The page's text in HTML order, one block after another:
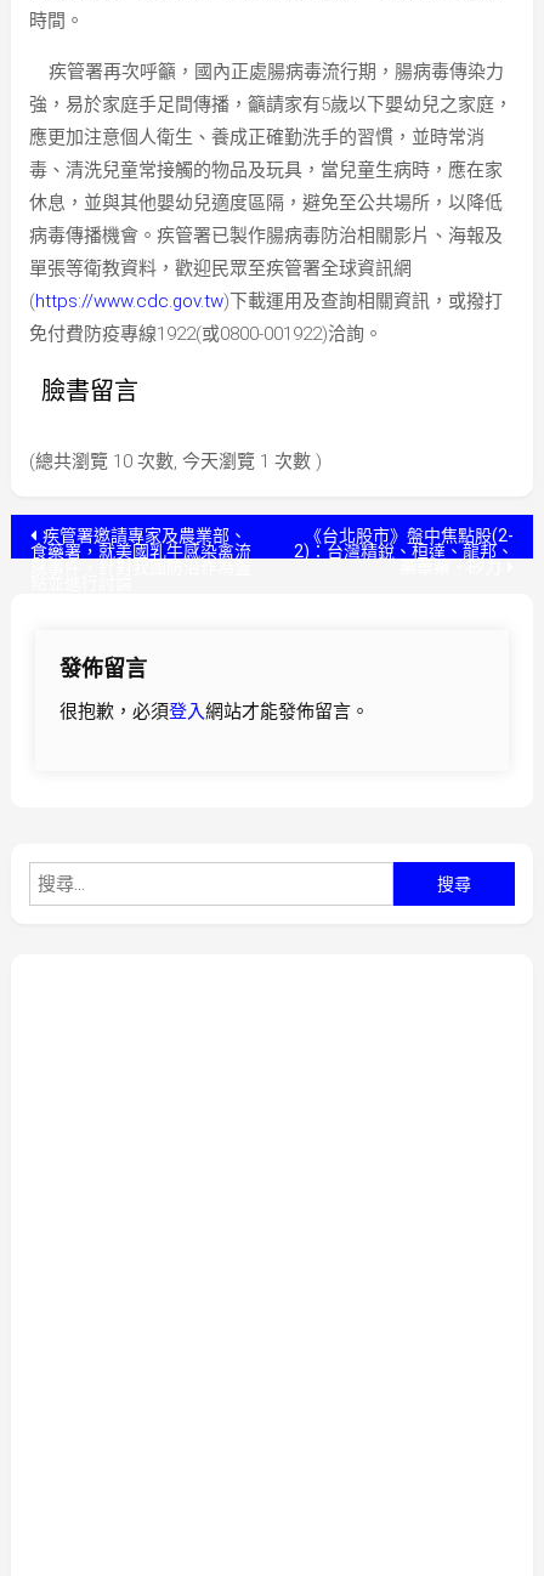
時間。
疾管署再次呼籲，國內正處腸病毒流行期，腸病毒傳染力
強，易於家庭手足間傳播，籲請家有5歲以下嬰幼兒之家庭，
應更加注意個人衛生、養成正確勤洗手的習慣，並時常消
毒、清洗兒童常接觸的物品及玩具，當兒童生病時，應在家
休息，並與其他嬰幼兒適度區隔，避免至公共場所，以降低
病毒傳播機會。疾管署已製作腸病毒防治相關影片、海報及
單張等衛教資料，歡迎民眾至疾管署全球資訊網
(https://www.cdc.gov.tw)下載運用及查詢相關資訊，或撥打
免付費防疫專線1922(或0800-001922)洽詢。
臉書留言
(總共瀏覽 10 次數, 今天瀏覽 1 次數 )
文疾管署邀請專家及農業部、
食藥署，就美國乳牛感染禽流
《台北股市》盤中焦點股(2-
2)：台灣精銳、桓達、龍邦、
發佈留言
很抱歉，必須登入網站才能發佈留言。
尋